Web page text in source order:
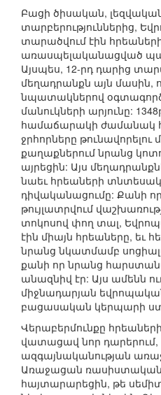
Բացի ծիսական,
տարբերություններից,
տարածվում էին
առասպելականացված
Այսպես, 12-րդ դարից
մեղադրանքն այն մասին,
նպատակներով
մանուկների արյունը:
համաճարակի ժամանակ
ջրհորները
քաղաքներում նրանց
այրեցին: Այս
նաեւ հրեաների
դիվականացումը: Քանի
թույլատրվում
տոկոսով փող տալ,
էին միայն հրեաները, եւ
նրանց նկատմամբ
քանի որ նրանց
անազնիվ էր: Այս ամենն
միջնադարյան եվրոպական
բացասական կերպարի
Վերաբերմունքը
վատացավ նոր
ազգայնականության
Առաջացան ռասիստական
հայտարարեցին, թե